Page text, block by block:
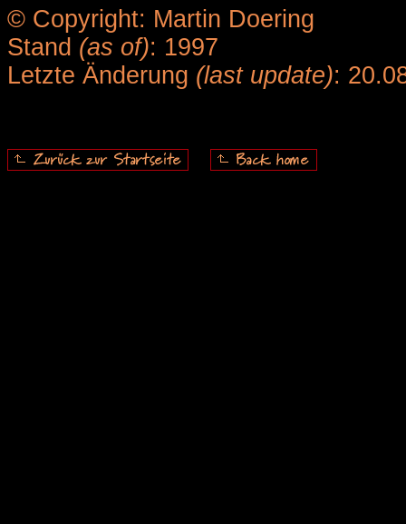
© Copyright: Martin Doering
Stand (as of): 1997
Letzte Änderung (last update):